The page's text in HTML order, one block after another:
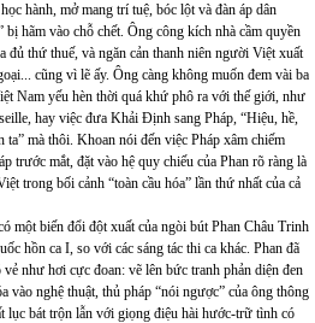
hành, mở mang trí tuệ, bóc lột và đàn áp dân
hãm vào chỗ chết. Ông công kích nhà cầm quyền
đủ thứ thuế, và ngăn cản thanh niên người Việt xuất
cũng vì lẽ ấy. Ông càng không muốn đem vài ba
Nam yếu hèn thời quá khứ phô ra với thế giới, như
hay việc đưa Khải Định sang Pháp, “Hiệu, hề,
ta” mà thôi. Khoan nói đến việc Pháp xâm chiếm
trước mắt, đặt vào hệ quy chiếu của Phan rõ ràng là
trong bối cảnh “toàn cầu hóa” lần thứ nhất của cả
một biến đổi đột xuất của ngòi bút Phan Châu Trinh
hồn ca I, so với các sáng tác thi ca khác. Phan đã
như hơi cực đoan: vẽ lên bức tranh phản diện đen
vào nghệ thuật, thủ pháp “nói ngược” của ông thông
lục bát trộn lẫn với giọng điệu hài hước-trữ tình có